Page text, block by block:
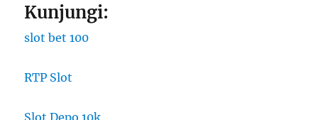
Kunjungi:
slot bet 100
RTP Slot
Slot Depo 10k